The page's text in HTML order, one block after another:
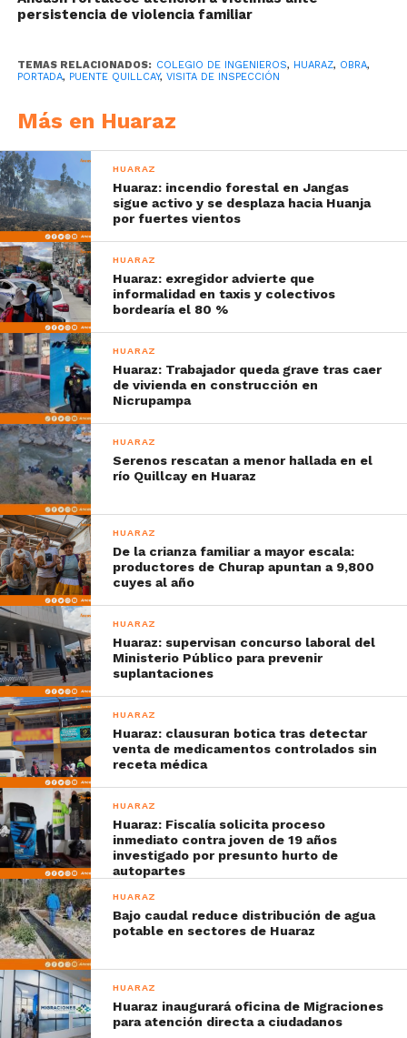
persistencia de violencia familiar
TEMAS RELACIONADOS: COLEGIO DE INGENIEROS, HUARAZ, OBRA,
PORTADA, PUENTE QUILLCAY, VISITA DE INSPECCIÓN
Más en Huaraz
HUARAZ
Huaraz: incendio forestal en Jangas
sigue activo y se desplaza hacia Huanja
por fuertes vientos
HUARAZ
Huaraz: exregidor advierte que
informalidad en taxis y colectivos
bordearía el 80 %
HUARAZ
Huaraz: Trabajador queda grave tras caer
de vivienda en construcción en
Nicrupampa
HUARAZ
Serenos rescatan a menor hallada en el
río Quillcay en Huaraz
HUARAZ
De la crianza familiar a mayor escala:
productores de Churap apuntan a 9,800
cuyes al año
HUARAZ
Huaraz: supervisan concurso laboral del
Ministerio Público para prevenir
suplantaciones
HUARAZ
Huaraz: clausuran botica tras detectar
venta de medicamentos controlados sin
receta médica
HUARAZ
Huaraz: Fiscalía solicita proceso
inmediato contra joven de 19 años
investigado por presunto hurto de
autopartes
HUARAZ
Bajo caudal reduce distribución de agua
potable en sectores de Huaraz
HUARAZ
Huaraz inaugurará oficina de Migraciones
para atención directa a ciudadanos